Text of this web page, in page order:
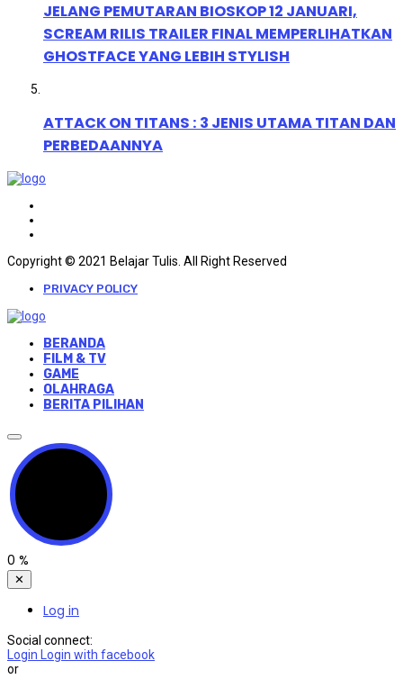
JELANG PEMUTARAN BIOSKOP 12 JANUARI,
SCREAM RILIS TRAILER FINAL MEMPERLIHATKAN
GHOSTFACE YANG LEBIH STYLISH
ATTACK ON TITANS : 3 JENIS UTAMA TITAN DAN
PERBEDAANNYA
Copyright © 2021 Belajar Tulis. All Right Reserved
PRIVACY POLICY
BERANDA
FILM & TV
GAME
OLAHRAGA
BERITA PILIHAN
0 %
✕
Log in
Social connect:
Login Login with facebook
or